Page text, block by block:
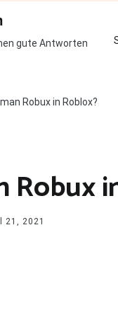
gute Antworten
Robux in Roblox?
Robux
21, 2021